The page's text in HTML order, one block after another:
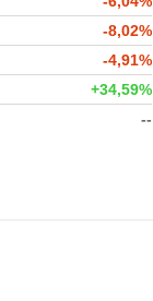
-8,02%
-4,91%
+34,59%
--